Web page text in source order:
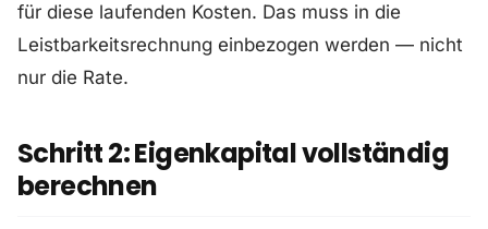
für diese laufenden Kosten. Das muss in die
Leistbarkeitsrechnung einbezogen werden — nicht
nur die Rate.
Schritt 2: Eigenkapital vollständig
berechnen